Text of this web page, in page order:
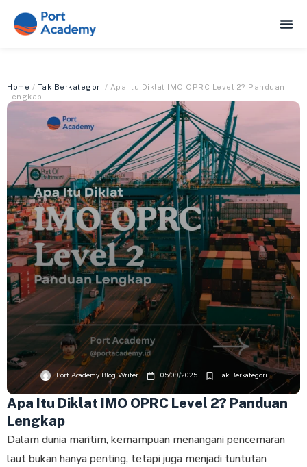
Home / Tak Berkategori / Apa Itu Diklat IMO OPRC Level 2? Panduan
Lengkap
Port Academy Blog Writer 05/09/2025 Tak Berkategori
Apa Itu Diklat IMO OPRC Level 2? Panduan
Lengkap
Dalam dunia maritim, kemampuan menangani pencemaran
laut bukan hanya penting, tetapi juga menjadi tuntutan